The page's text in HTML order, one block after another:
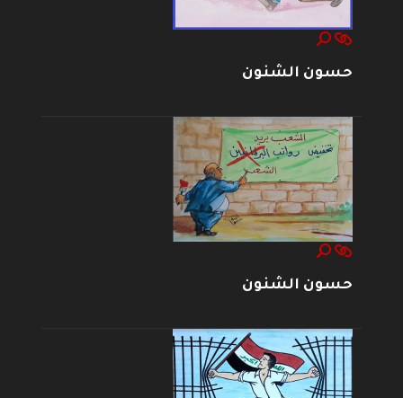
حسون الشنون
حسون الشنون